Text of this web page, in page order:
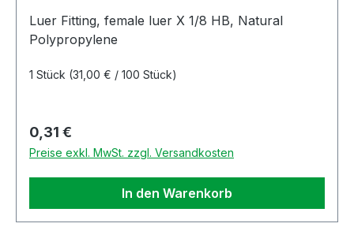
Luer Fitting, female luer X 1/8 HB, Natural
Polypropylene
1 Stück (31,00 € / 100 Stück)
Regulärer Preis:
0,31 €
Preise exkl. MwSt. zzgl. Versandkosten
In den Warenkorb